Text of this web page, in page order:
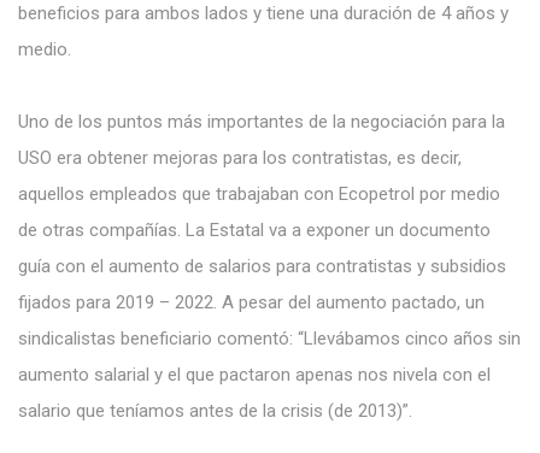
beneficios para ambos lados y tiene una duración de 4 años y
medio.
Uno de los puntos más importantes de la negociación para la
USO era obtener mejoras para los contratistas, es decir,
aquellos empleados que trabajaban con Ecopetrol por medio
de otras compañías. La Estatal va a exponer un documento
guía con el aumento de salarios para contratistas y subsidios
fijados para 2019 – 2022. A pesar del aumento pactado, un
sindicalistas beneficiario comentó: “Llevábamos cinco años sin
aumento salarial y el que pactaron apenas nos nivela con el
salario que teníamos antes de la crisis (de 2013)”.